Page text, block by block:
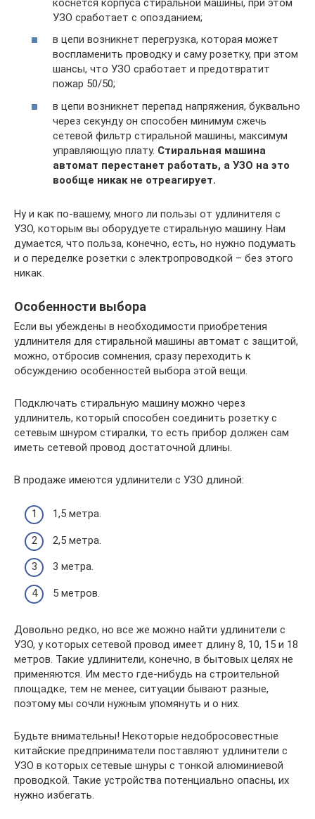
УЗО сработает с опозданием;
в цепи возникнет перегрузка, которая может
воспламенить проводку и саму розетку, при этом
шансы, что УЗО сработает и предотвратит
пожар 50/50;
в цепи возникнет перепад напряжения, буквально
через секунду он способен минимум сжечь
сетевой фильтр стиральной машины, максимум
управляющую плату. Стиральная машина
автомат перестанет работать, а УЗО на это
вообще никак не отреагирует.
Ну и как по-вашему, много ли пользы от удлинителя с
УЗО, которым вы оборудуете стиральную машину. Нам
думается, что польза, конечно, есть, но нужно подумать
и о переделке розетки с электропроводкой – без этого
никак.
Особенности выбора
Если вы убеждены в необходимости приобретения
удлинителя для стиральной машины автомат с защитой,
можно, отбросив сомнения, сразу переходить к
обсуждению особенностей выбора этой вещи.
Подключать стиральную машину можно через
удлинитель, который способен соединить розетку с
сетевым шнуром стиралки, то есть прибор должен сам
иметь сетевой провод достаточной длины.
В продаже имеются удлинители с УЗО длиной:
1,5 метра.
2,5 метра.
3 метра.
5 метров.
Довольно редко, но все же можно найти удлинители с
УЗО, у которых сетевой провод имеет длину 8, 10, 15 и 18
метров. Такие удлинители, конечно, в бытовых целях не
применяются. Им место где-нибудь на строительной
площадке, тем не менее, ситуации бывают разные,
поэтому мы сочли нужным упомянуть и о них.
Будьте внимательны! Некоторые недобросовестные
китайские предприниматели поставляют удлинители с
УЗО в которых сетевые шнуры с тонкой алюминиевой
проводкой. Такие устройства потенциально опасны, их
нужно избегать.